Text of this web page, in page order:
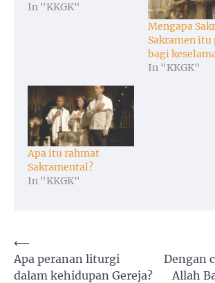
In "KKGK"
Mengapa
Sakramen itu
bagi
In "KKGK"
Apa itu rahmat
Sakramental?
In "KKGK"
Post
navigation
⟵
Apa peranan liturgi
dalam kehidupan Gereja?
Dengan
Allah